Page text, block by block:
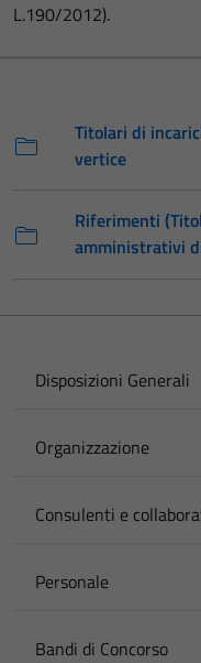
L.190/2012).
Titolari di
vertice
Riferimenti
amministrativi
Disposizioni Generali
Organizzazione
Consulenti e
Personale
Bandi di Concorso